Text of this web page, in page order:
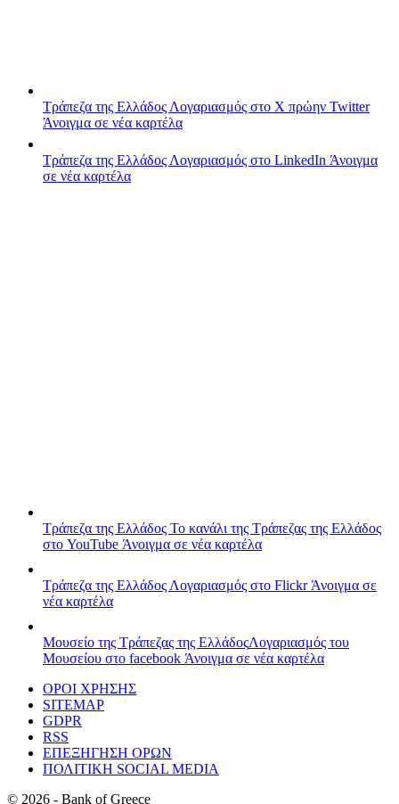
Τράπεζα της Ελλάδος Λογαριασμός στο X πρώην Twitter
Άνοιγμα σε νέα καρτέλα
Τράπεζα της Ελλάδος Λογαριασμός στο LinkedIn Άνοιγμα
σε νέα καρτέλα
Τράπεζα της Ελλάδος Το κανάλι της Τράπεζας της Ελλάδος
στο YouTube Άνοιγμα σε νέα καρτέλα
Τράπεζα της Ελλάδος Λογαριασμός στο FlickrΆνοιγμα σε
νέα καρτέλα
Μουσείο της Τράπεζας της ΕλλάδοςΛογαριασμός του
Μουσείου στο facebook Άνοιγμα σε νέα καρτέλα
ΟΡΟΙ ΧΡΗΣΗΣ
SITEMAP
GDPR
RSS
ΕΠΕΞΗΓΗΣΗ ΟΡΩΝ
ΠΟΛΙΤΙΚΗ SOCIAL MEDIA
© 2026 - Bank of Greece